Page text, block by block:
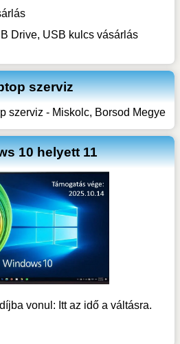
Drive, USB kulcs vásárlás
szerviz
szerviz - Miskolc, Borsod Megye
10 helyett 11
vonul: Itt az idő a váltásra.